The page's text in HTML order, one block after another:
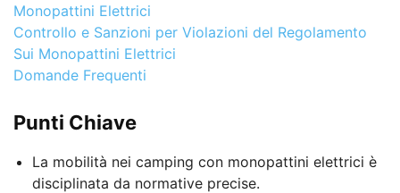
Monopattini Elettrici
Controllo e Sanzioni per Violazioni del Regolamento
Sui Monopattini Elettrici
Domande Frequenti
Punti Chiave
La mobilità nei camping con monopattini elettrici è
disciplinata da normative precise.